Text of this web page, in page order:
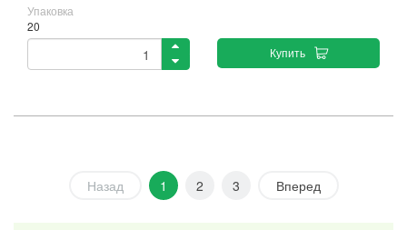
Упаковка
20
Купить
Назад 1 2 3 Вперед